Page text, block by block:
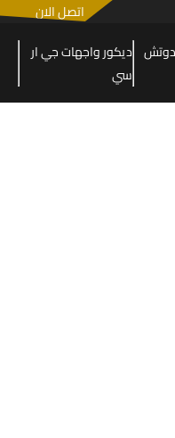
اتصل الان
ديكور واجهات جي ار
سي